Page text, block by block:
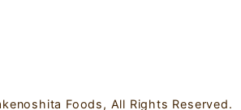
Foods, All Rights Reserved.